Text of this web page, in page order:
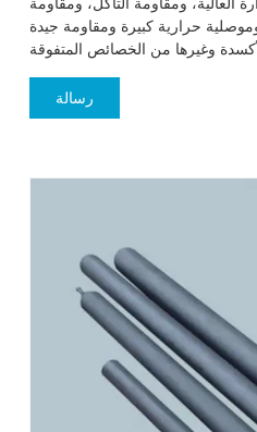
حرارية كبيرة ومقاومة جيدة
رسالة